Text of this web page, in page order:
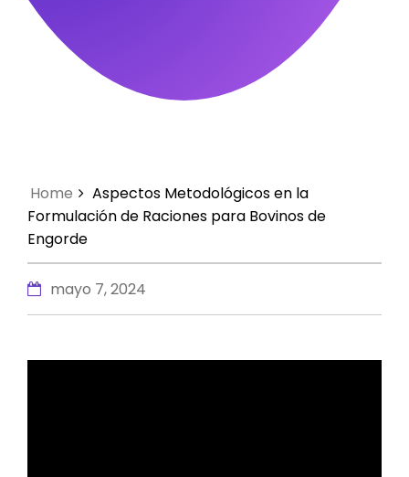
Home
Aspectos Metodológicos en la
Formulación de Raciones para Bovinos de
Engorde
mayo 7, 2024